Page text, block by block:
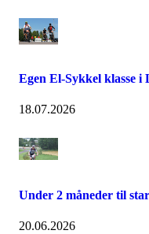
Egen El-Sykkel klasse i
18.07.2026
Under 2 måneder til
20.06.2026